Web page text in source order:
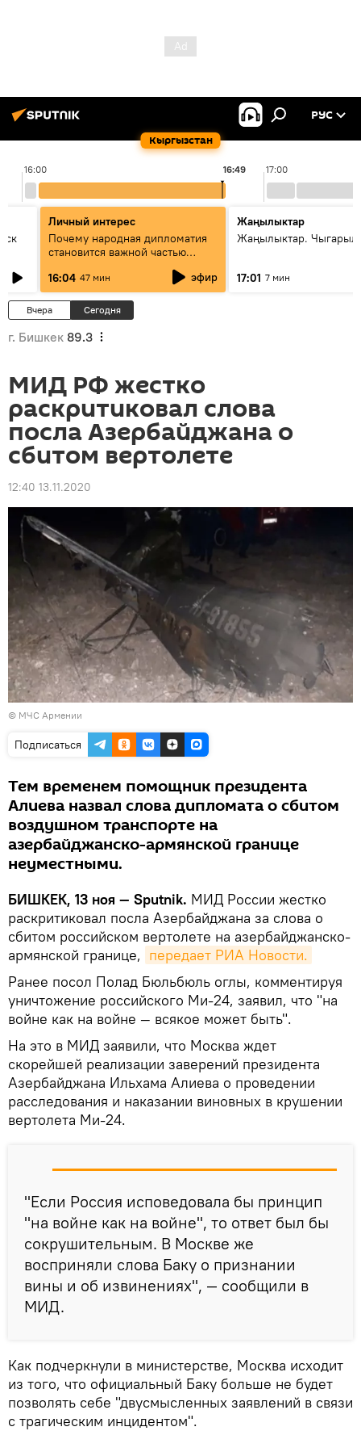
Кыргызстан
РУС
16:00 17:00
16:49
Личный интерес
Почему народная дипломатия
становится важной частью
сотрудничества
16:04 47 мин эфир
Жаңылыктар
Жаңылыктар.
17:01 7 мин
Вчера Сегодня
г. Бишкек 89.3
МИД РФ жестко
раскритиковал слова
посла Азербайджана о
сбитом вертолете
12:40 13.11.2020
© МЧС Армении
Подписаться
Тем временем помощник президента
Алиева назвал слова дипломата о сбитом
воздушном транспорте на
азербайджанско-армянской границе
неуместными.
БИШКЕК, 13 ноя — Sputnik. МИД России жестко
раскритиковал посла Азербайджана за слова о
сбитом российском вертолете на азербайджанско-
армянской границе, передает РИА Новости.
Ранее посол Полад Бюльбюль оглы, комментируя
уничтожение российского Ми-24, заявил, что "на
войне как на войне — всякое может быть".
На это в МИД заявили, что Москва ждет
скорейшей реализации заверений президента
Азербайджана Ильхама Алиева о проведении
расследования и наказании виновных в крушении
вертолета Ми-24.
"Если Россия исповедовала бы принцип
"на войне как на войне", то ответ был бы
сокрушительным. В Москве же
восприняли слова Баку о признании
вины и об извинениях", — сообщили в
МИД.
Как подчеркнули в министерстве, Москва исходит
из того, что официальный Баку больше не будет
позволять себе "двусмысленных заявлений в связи
с трагическим инцидентом".